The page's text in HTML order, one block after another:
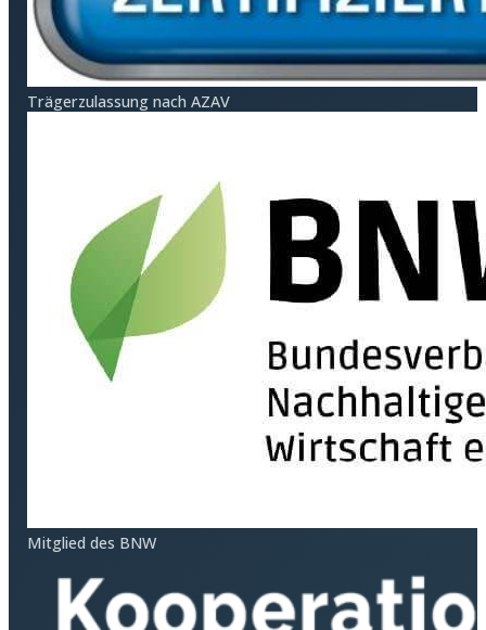
Träger­zulassung nach AZAV
Mitglied des BNW